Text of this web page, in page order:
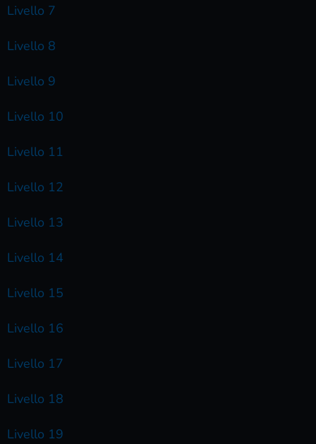
Livello 7
Livello 8
Livello 9
Livello 10
Livello 11
Livello 12
Livello 13
Livello 14
Livello 15
Livello 16
Livello 17
Livello 18
Livello 19